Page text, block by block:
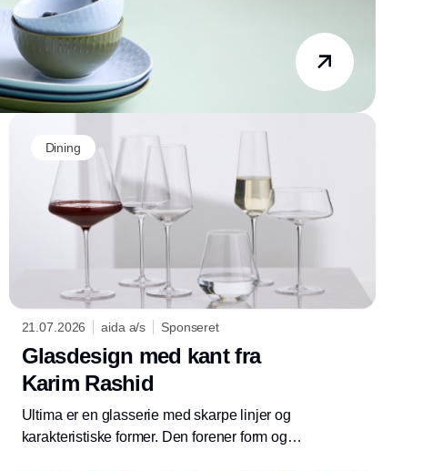
Dining
21.07.2026 aida a/s Sponseret
Glasdesign med kant fra
Karim Rashid
Ultima er en glasserie med skarpe linjer og
karakteristiske former. Den forener form og